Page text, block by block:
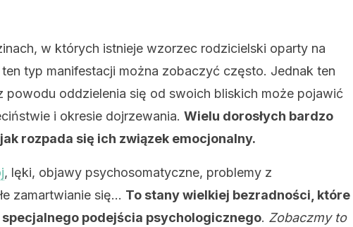
w których istnieje wzorzec rodzicielski oparty na
typ manifestacji można zobaczyć często. Jednak ten
powodu oddzielenia się od swoich bliskich może pojawić
i okresie dojrzewania. Wielu dorosłych bardzo
rozpada się ich związek emocjonalny.
, lęki, objawy psychosomatyczne, problemy z
zamartwianie się… To stany wielkiej bezradności, które
podejścia psychologicznego. Zobaczmy to